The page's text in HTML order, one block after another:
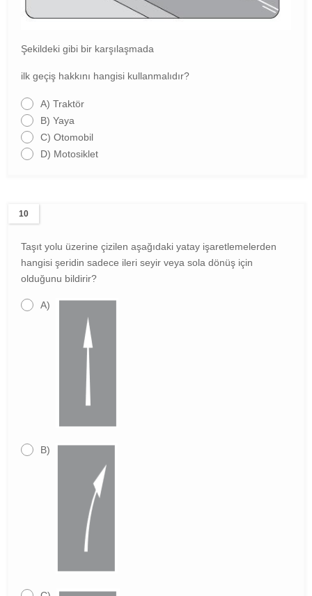
Şekildeki gibi bir karşılaşmada
ilk geçiş hakkını hangisi kullanmalıdır?
A) Traktör
B) Yaya
C) Otomobil
D) Motosiklet
10
Taşıt yolu üzerine çizilen aşağıdaki yatay işaretlemelerden
hangisi şeridin sadece ileri seyir veya sola dönüş için
olduğunu bildirir?
A)
B)